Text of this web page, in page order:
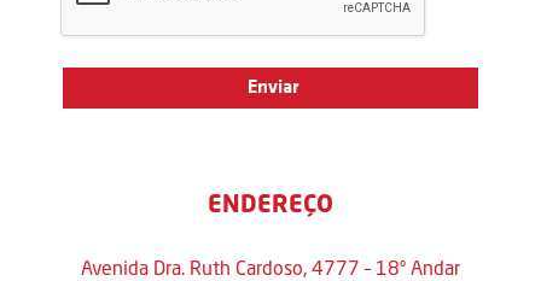
ENDEREÇO
Avenida Dra. Ruth Cardoso, 4777 – 18º Andar